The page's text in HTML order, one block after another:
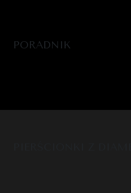
PORADNIK